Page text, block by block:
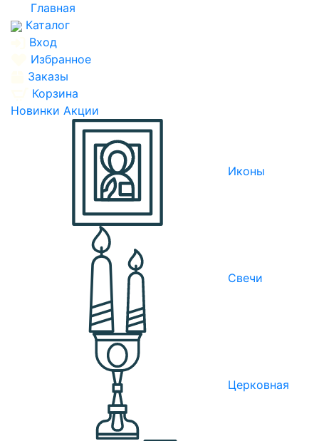
Главная
Каталог
Вход
Избранное
Заказы
Корзина
Новинки Акции
Иконы
Свечи
Церковная